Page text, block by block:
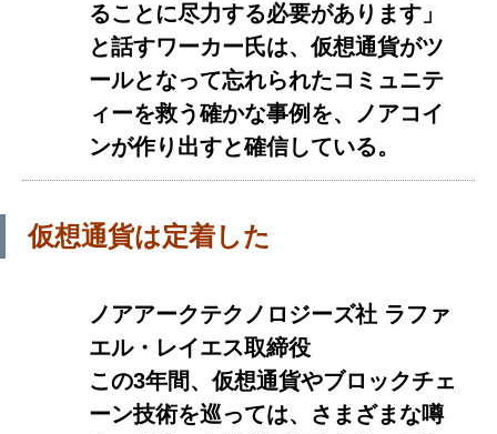
ることに尽力する必要があります」
と話すワーカー氏は、仮想通貨がツ
ールとなって忘れられたコミュニテ
ィーを救う確かな事例を、ノアコイ
ンが作り出すと確信している。
仮想通貨は定着した
ノアアークテクノロジーズ社 ラファ
エル・レイエス取締役
この3年間、仮想通貨やブロックチェ
ーン技術を巡っては、さまざまな噂